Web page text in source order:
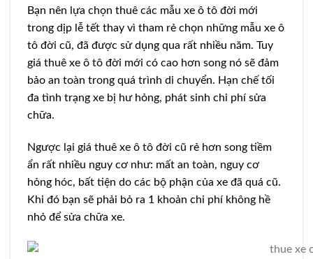
Bạn nên lựa chọn thuê các mẫu xe ô tô đời mới
trong dịp lễ tết thay vì tham rẻ chọn những mẫu xe ô
tô đời cũ, đã được sử dụng qua rất nhiều năm. Tuy
giá thuê xe ô tô đời mới có cao hơn song nó sẽ đảm
bảo an toàn trong quá trình di chuyển. Hạn chế tối
đa tình trạng xe bị hư hỏng, phát sinh chi phí sửa
chữa.
Ngược lại giá thuê xe ô tô đời cũ rẻ hơn song tiềm
ẩn rất nhiều nguy cơ như: mất an toàn, nguy cơ
hỏng hóc, bất tiện do các bộ phận của xe đã quá cũ.
Khi đó bạn sẽ phải bỏ ra 1 khoản chi phí không hề
nhỏ để sửa chữa xe.